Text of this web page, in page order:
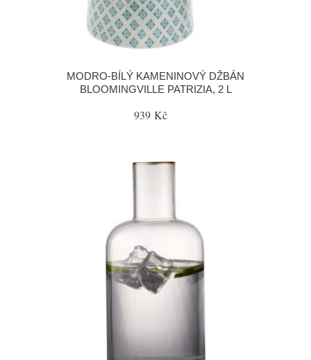
MODRO-BÍLÝ KAMENINOVÝ DŽBÁN
BLOOMINGVILLE PATRIZIA, 2 L
939 Kč